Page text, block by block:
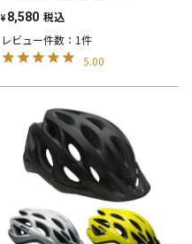
¥ 8,580 税込
レビュー件数：1件
5.00